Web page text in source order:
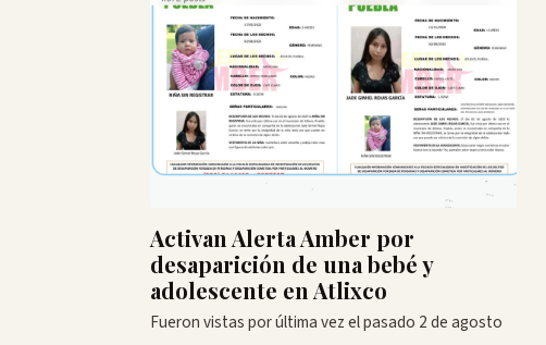
Activan Alerta Amber por
desaparición de una bebé y
adolescente en Atlixco
Fueron vistas por última vez el pasado 2 de agosto